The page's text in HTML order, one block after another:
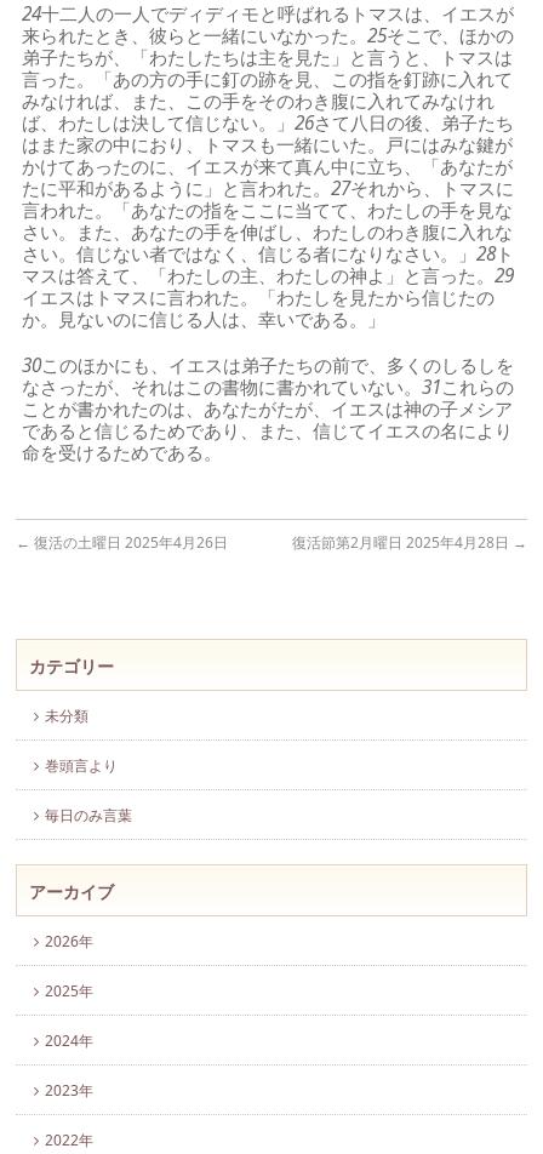
24十二人の一人でディディモと呼ばれるトマスは、イエスが
来られたとき、彼らと一緒にいなかった。25そこで、ほかの
弟子たちが、「わたしたちは主を見た」と言うと、トマスは
言った。「あの方の手に釘の跡を見、この指を釘跡に入れて
みなければ、また、この手をそのわき腹に入れてみなけれ
ば、わたしは決して信じない。」26さて八日の後、弟子たち
はまた家の中におり、トマスも一緒にいた。戸にはみな鍵が
かけてあったのに、イエスが来て真ん中に立ち、「あなたが
たに平和があるように」と言われた。27それから、トマスに
言われた。「あなたの指をここに当てて、わたしの手を見な
さい。また、あなたの手を伸ばし、わたしのわき腹に入れな
さい。信じない者ではなく、信じる者になりなさい。」28ト
マスは答えて、「わたしの主、わたしの神よ」と言った。29
イエスはトマスに言われた。「わたしを見たから信じたの
か。見ないのに信じる人は、幸いである。」
30このほかにも、イエスは弟子たちの前で、多くのしるしを
なさったが、それはこの書物に書かれていない。31これらの
ことが書かれたのは、あなたがたが、イエスは神の子メシア
であると信じるためであり、また、信じてイエスの名により
命を受けるためである。
← 復活の土曜日 2025年4月26日 復活節第2月曜日 2025年4月28日 →
カテゴリー
未分類
巻頭言より
毎日のみ言葉
アーカイブ
2026年
2025年
2024年
2023年
2022年